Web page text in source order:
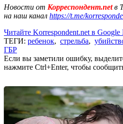
Новости от Корреспондент.netв
на наш канал https://t.me/
Читайте Korrespondent.net в Google
ТЕГИ: ребенок, стрельба,
ГБР
Если вы заметили ошибку,
нажмите Ctrl+Enter, чтобы